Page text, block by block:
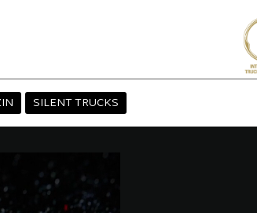
SILENT TRUCKS